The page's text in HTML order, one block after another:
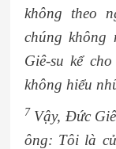
không theo
chúng không
Giê-su kể
không hiểu
7 Vậy, Đức
ông: Tôi là